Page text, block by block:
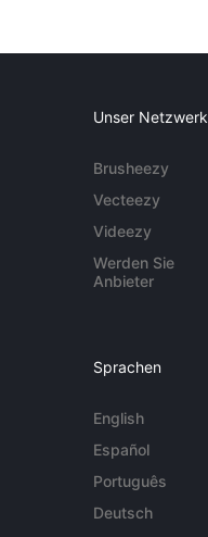
Unser Netzwerk
Brusheezy
Vecteezy
Videezy
Werden Sie
Anbieter
Sprachen
English
Español
Português
Deutsch